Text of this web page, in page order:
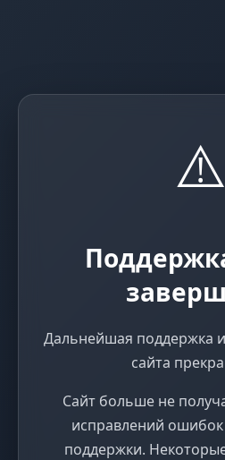
⚠️
Дальнейшая поддержка
сайта
Сайт больше не
исправлений ошибок
поддержки.